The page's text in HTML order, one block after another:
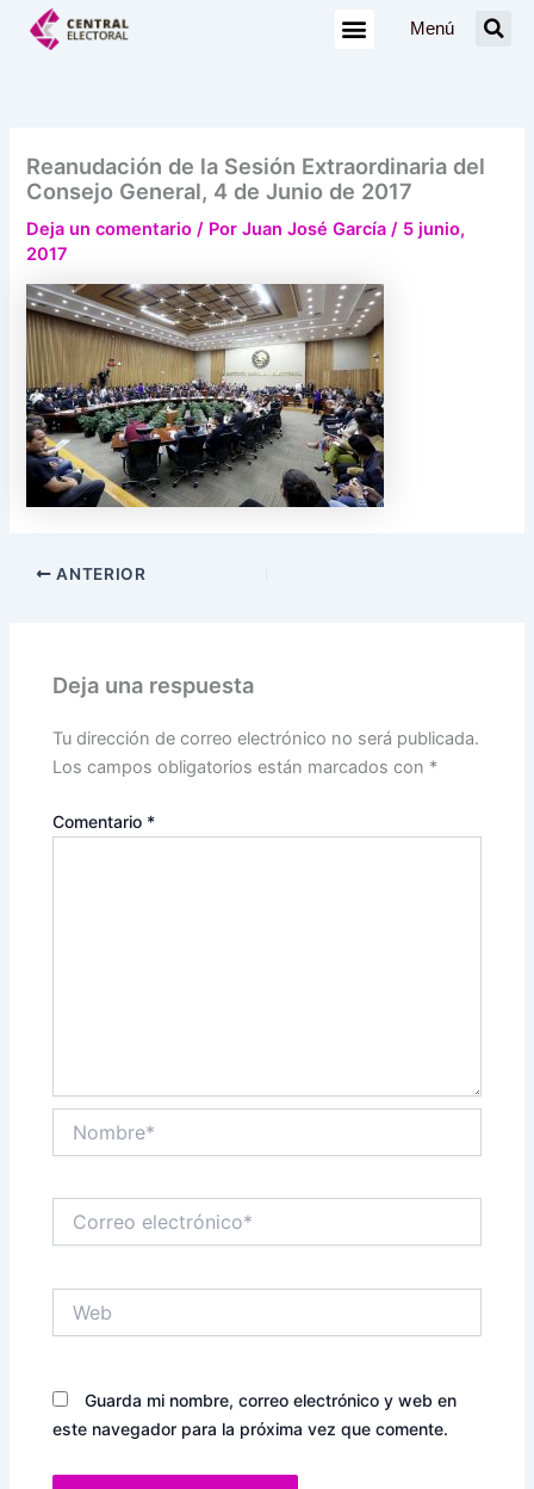
Menú
Reanudación de la Sesión Extraordinaria del
Consejo General, 4 de Junio de 2017
Deja un comentario / PorJuan José García/ 5 junio,
2017
ANTERIOR
Deja una respuesta
Tu dirección de correo electrónico no será publicada.
Los campos obligatorios están marcados con *
Comentario *
electrónico*
Guarda mi nombre, correo electrónico y web en
este navegador para la próxima vez que comente.